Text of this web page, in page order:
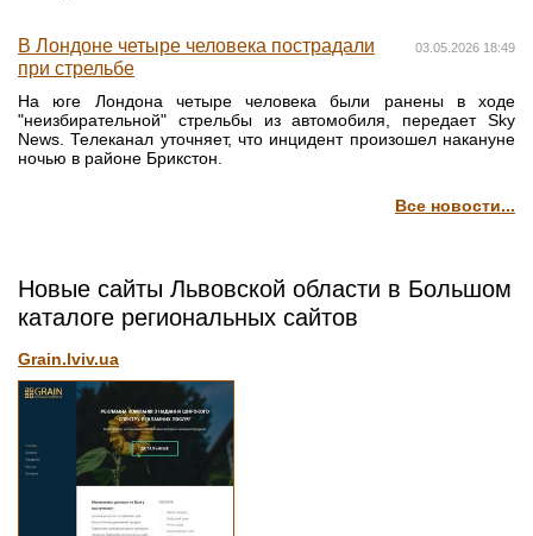
03.05.2026 18:49
В Лондоне четыре человека пострадали
при стрельбе
На юге Лондона четыре человека были ранены в ходе
"неизбирательной" стрельбы из автомобиля, передает Sky
News. Телеканал уточняет, что инцидент произошел накануне
ночью в районе Брикстон.
Все новости...
Новые сайты Львовской области в Большом
каталоге региональных сайтов
Grain.lviv.ua